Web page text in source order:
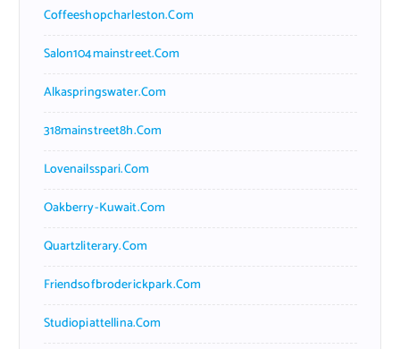
Coffeeshopcharleston.com
Salon104mainstreet.com
Alkaspringswater.com
318mainstreet8h.com
Lovenailsspari.com
Oakberry-Kuwait.com
Quartzliterary.com
Friendsofbroderickpark.com
Studiopiattellina.com